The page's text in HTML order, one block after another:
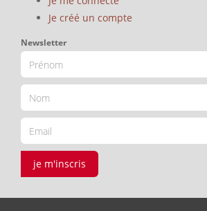
Je créé un compte
Newsletter
je m'inscris